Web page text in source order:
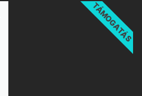
TÁMOGATÁS